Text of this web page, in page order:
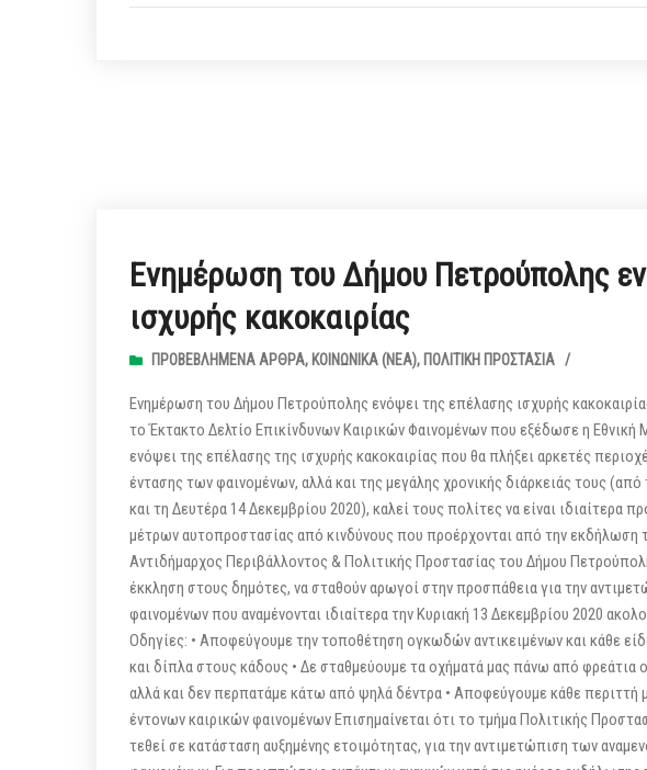
Ενημέρωση του Δήμου Πετρούπολης
ισχυρής κακοκαιρίας
ΠΡΟΒΕΒΛΗΜΈΝΑ ΆΡΘΡΑ, ΚΟΙΝΩΝΙΚΆ (ΝΕΑ), ΠΟΛΙΤΙΚΉ ΠΡΟΣΤΑΣΊΑ /
Ενημέρωση του Δήμου Πετρούπολης ενόψει της επέλασης ισχυρής
το Έκτακτο Δελτίο Επικίνδυνων Καιρικών Φαινομένων που εξέδωσε η
ενόψει της επέλασης της ισχυρής κακοκαιρίας που θα πλήξει αρκετές
έντασης των φαινομένων, αλλά και της μεγάλης χρονικής διάρκειάς τους
και τη Δευτέρα 14 Δεκεμβρίου 2020), καλεί τους πολίτες να είναι ιδιαίτερα
μέτρων αυτοπροστασίας από κινδύνους που προέρχονται από την εκδήλωση
Αντιδήμαρχος Περιβάλλοντος & Πολιτικής Προστασίας του Δήμου
έκκληση στους δημότες, να σταθούν αρωγοί στην προσπάθεια για την
φαινομένων που αναμένονται ιδιαίτερα την Κυριακή 13 Δεκεμβρίου 2020
Οδηγίες: • Αποφεύγουμε την τοποθέτηση ογκωδών αντικειμένων και κάθε
και δίπλα στους κάδους • Δε σταθμεύουμε τα οχήματά μας πάνω από φρεάτια
αλλά και δεν περπατάμε κάτω από ψηλά δέντρα • Αποφεύγουμε κάθε περιττή
έντονων καιρικών φαινομένων Επισημαίνεται ότι το τμήμα Πολιτικής
τεθεί σε κατάσταση αυξημένης ετοιμότητας, για την αντιμετώπιση των